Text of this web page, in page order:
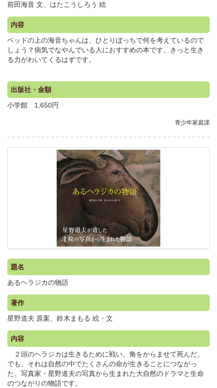
前田海音 文、はたこうしろう 絵
内容
ベッドの上の海音ちゃんは、ひとりぼっちで何を考えているので
しょう？病気でなやんでいる人におすすめの本です。きっと生き
る力がわいてくるはずです。
出版社・金額
小学館 1,650円
青少年家庭課
題名
あるヘラジカの物語
著作
星野道夫 原案、鈴木まもる 絵・文
内容
２頭のヘラジカは生きるために戦い、角をからませて死んだ。
でも、それは自然の中でたくさんの命が生きることにつながっ
た。写真家・星野道夫の写真から生まれた大自然のドラマと生命
のつながりの物語です。